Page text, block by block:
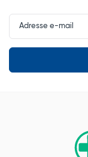
Input
Newsletter